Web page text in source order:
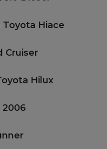
Toyota Hiace
Cruiser
Hilux
2006